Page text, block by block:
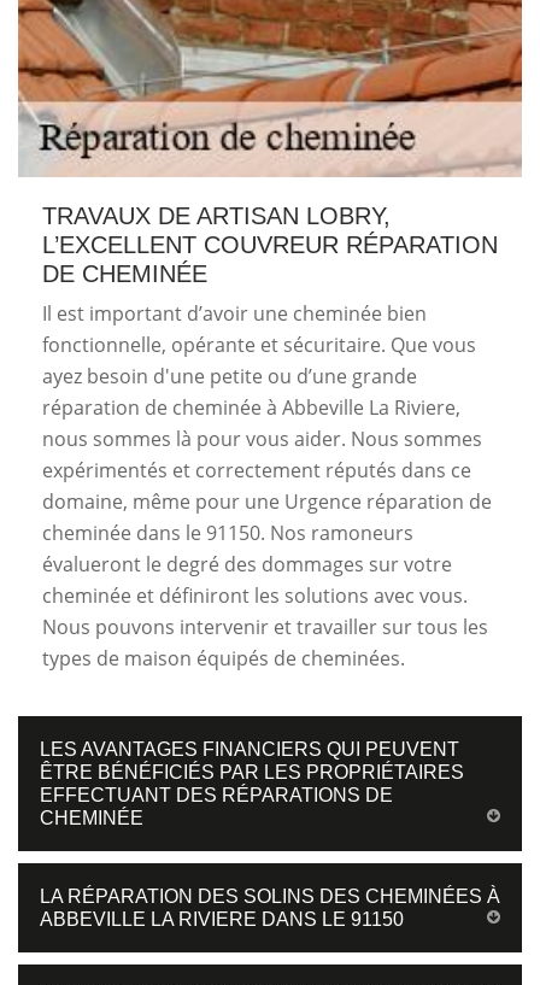
TRAVAUX DE ARTISAN LOBRY,
L’EXCELLENT COUVREUR RÉPARATION
DE CHEMINÉE
Il est important d’avoir une cheminée bien
fonctionnelle, opérante et sécuritaire. Que vous
ayez besoin d'une petite ou d’une grande
réparation de cheminée à Abbeville La Riviere,
nous sommes là pour vous aider. Nous sommes
expérimentés et correctement réputés dans ce
domaine, même pour une Urgence réparation de
cheminée dans le 91150. Nos ramoneurs
évalueront le degré des dommages sur votre
cheminée et définiront les solutions avec vous.
Nous pouvons intervenir et travailler sur tous les
types de maison équipés de cheminées.
LES AVANTAGES FINANCIERS QUI PEUVENT
ÊTRE BÉNÉFICIÉS PAR LES PROPRIÉTAIRES
EFFECTUANT DES RÉPARATIONS DE
CHEMINÉE
LA RÉPARATION DES SOLINS DES CHEMINÉES À
ABBEVILLE LA RIVIERE DANS LE 91150